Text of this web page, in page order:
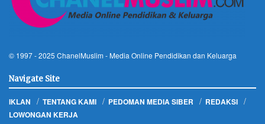
© 1997 - 2025 ChanelMuslim - Media Online Pendidikan dan Keluarga
Navigate Site
IKLAN TENTANG KAMI PEDOMAN MEDIA SIBER
REDAKSI
LOWONGAN KERJA